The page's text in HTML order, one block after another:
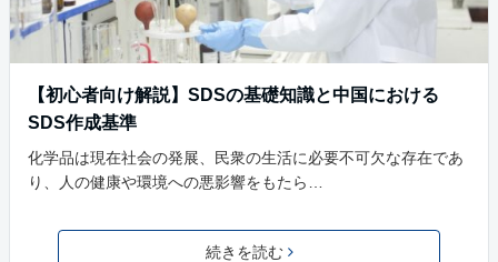
【初心者向け解説】SDSの基礎知識と中国における
SDS作成基準
化学品は現在社会の発展、民衆の生活に必要不可欠な存在であ
り、人の健康や環境への悪影響をもたら…
続きを読む